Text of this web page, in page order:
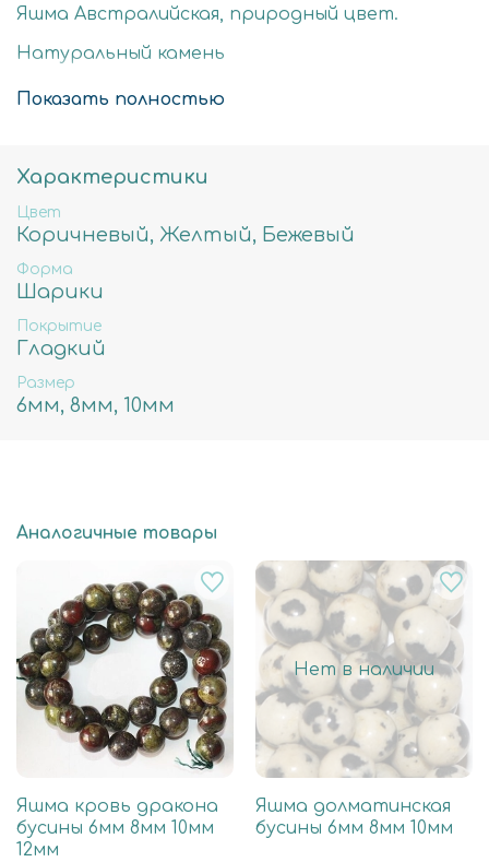
Яшма Австралийская, природный цвет.
Натуральный камень
Стоимость за нить 40см
10мм - примерное количество бусин в нити
39шт, вес 51гр, отверстие примерно 1мм
Показать полностью
Характеристики
Цвет
Коричневый, Желтый, Бежевый
Форма
Шарики
Покрытие
Гладкий
Размер
6мм, 8мм, 10мм
Аналогичные товары
Яшма кровь дракона
бусины 6мм 8мм 10мм
12мм
Нет в наличии
Яшма долматинская
бусины 6мм 8мм 10мм